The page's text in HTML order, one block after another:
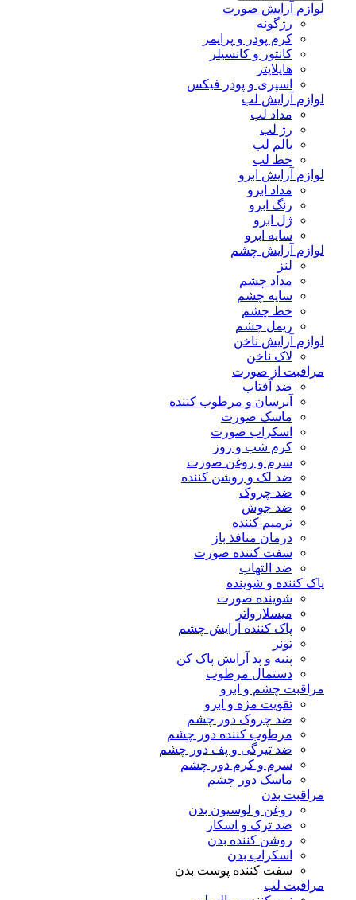
لوازم آرایش صورت
رژگونه
کرم پودر و پرایمر
کانتور و کانسیلر
هایلایتر
اسپری و پودر فیکس
لوازم آرایش لب
مداد لب
رژ لب
بالم لب
خط لب
لوازم آرایش ابرو
مداد ابرو
رنگ ابرو
ژل ابرو
سایه ابرو
لوازم آرایش چشم
لنز
مداد چشم
سایه چشم
خط چشم
ریمل چشم
لوازم آرایش ناخن
لاک ناخن
مراقبت از صورت
ضد آفتاب
آبرسان و مرطوب کننده
ماسک صورت
اسکراب صورت
کرم شب و روز
سرم و روغن صورت
ضد لک و روشن کننده
ضد چروک
ضد جوش
ترمیم کننده
درمان منافذ باز
سفت کننده صورت
ضد التهاب
پاک کننده و شوینده
شوینده صورت
میسلارواتر
پاک کننده آرایش چشم
تونر
پنبه و پد آرایش پاک کن
دستمال مرطوب
مراقبت چشم و ابرو
تقویت مژه و ابرو
ضد چروک دور چشم
مرطوب کننده دور چشم
ضد تیرگی و پف دور چشم
سرم و کرم دور چشم
ماسک دور چشم
مراقبت بدن
روغن و لوسیون بدن
ضد ترک و اسکار
روشن کننده بدن
اسکراب بدن
سفت کننده پوست بدن
مراقبت لب